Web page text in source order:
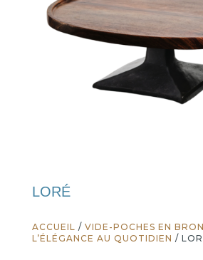
LORÉ
ACCUEIL / VIDE-POCHES EN
L’ÉLÉGANCE AU QUOTIDIEN /